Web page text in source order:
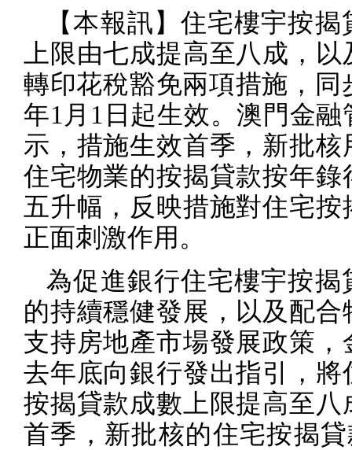
【本報訊】住宅樓宇按
上限由七成提高至八成，
轉印花稅豁免兩項措施，同
年1 月 1 日起生效。澳門金融
示，措施生效首季，新批核
住宅物業的按揭貸款按年錄
五升幅，反映措施對住宅按
正面刺激作用。
為促進銀行住宅樓宇按揭
的持續穩健發展，以及配合
支持房地產市場發展政策，
去年底向銀行發出指引，將
按揭貸款成數上限提高至八
首季，新批核的住宅按揭